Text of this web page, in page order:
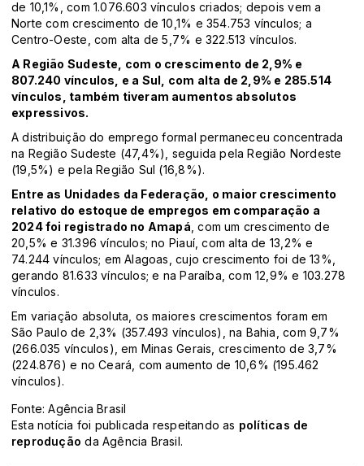
de 10,1%, com 1.076.603 vínculos criados; depois vem a
Norte com crescimento de 10,1% e 354.753 vínculos; a
Centro-Oeste, com alta de 5,7% e 322.513 vínculos.
A Região Sudeste, com o crescimento de 2,9% e
807.240 vínculos, e a Sul, com alta de 2,9% e 285.514
vínculos, também tiveram aumentos absolutos
expressivos.
A distribuição do emprego formal permaneceu concentrada
na Região Sudeste (47,4%), seguida pela Região Nordeste
(19,5%) e pela Região Sul (16,8%).
Entre as Unidades da Federação, o maior crescimento
relativo do estoque de empregos em comparação a
2024 foi registrado no Amapá , com um crescimento de
20,5% e 31.396 vínculos; no Piauí, com alta de 13,2% e
74.244 vínculos; em Alagoas, cujo crescimento foi de 13%,
gerando 81.633 vínculos; e na Paraíba, com 12,9% e 103.278
vínculos.
Em variação absoluta, os maiores crescimentos foram em
São Paulo de 2,3% (357.493 vínculos), na Bahia, com 9,7%
(266.035 vínculos), em Minas Gerais, crescimento de 3,7%
(224.876) e no Ceará, com aumento de 10,6% (195.462
vínculos).
Fonte: Agência Brasil
Esta notícia foi publicada respeitando as políticas de
reprodução da Agência Brasil.